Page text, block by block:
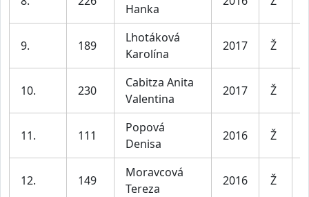
Hanka
9. 189
Lhotáková
Karolína
2017 Ž
10. 230
Cabitza Anita
Valentina
2017 Ž
11. 111
Popová
Denisa
2016 Ž
12. 149
Moravcová
Tereza
2016 Ž